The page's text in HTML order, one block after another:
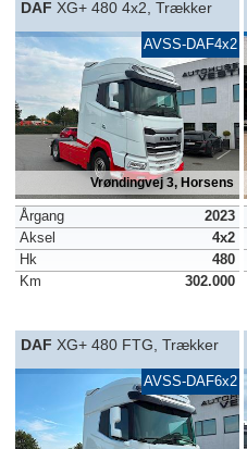
DAF XG+ 480 4x2, Trækker
AVSS-DAF4x2
Vrøndingvej 3, Horsens
Årgang
2023
Aksel
4x2
Hk
480
Km
302.000
DAF XG+ 480 FTG, Trækker
AVSS-DAF6x2